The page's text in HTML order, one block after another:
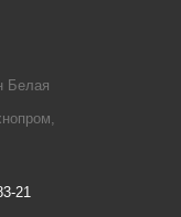
Белая
21